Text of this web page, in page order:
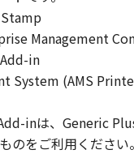
ることができますが
使用者に本契約書上
せるとともに、その
とを条件とします。
記(1)に基づいて「本
」を１部、複製する
Management
in
System (AMS
inは、Generic
のをご利用ください。